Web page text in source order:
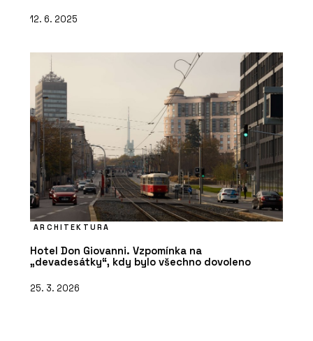
12. 6. 2025
ARCHITEKTURA
Hotel Don Giovanni. Vzpomínka na
„devadesátky“, kdy bylo všechno dovoleno
25. 3. 2026